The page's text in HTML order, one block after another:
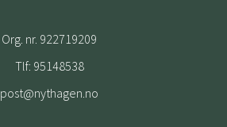
Org. nr. 922719209
Tlf: 95148538
post@nythagen.no